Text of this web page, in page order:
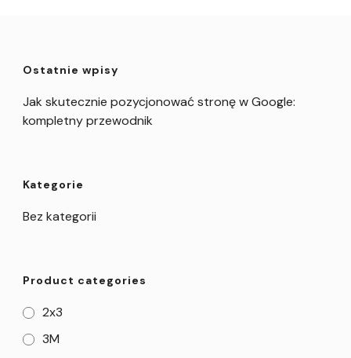
Ostatnie wpisy
Jak skutecznie pozycjonować stronę w Google:
kompletny przewodnik
Kategorie
Bez kategorii
Product categories
2x3
3M